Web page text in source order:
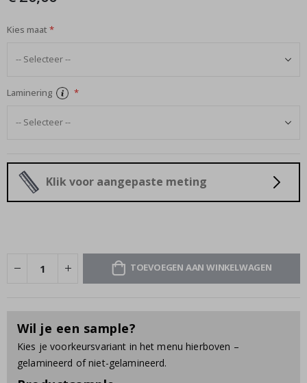
Kies maat
Laminering
Klik voor aangepaste meting
TOEVOEGEN AAN WINKELWAGEN
Wil je een sample?
Kies je voorkeursvariant in het menu hierboven –
gelamineerd of niet-gelamineerd.